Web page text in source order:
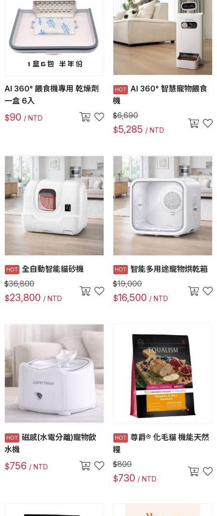
AI 360° 餵食機專用 乾燥劑
一盒 6入
$90 / NTD
AI 360° 智慧寵物餵食
機
$6,690
$5,285 / NTD
全自動智能貓砂機
$36,800
$23,800 / NTD
智能多用途寵物烘乾箱
$19,000
$16,500 / NTD
磁感(水電分離)寵物飲
水機
$756 / NTD
尊爵® 化毛貓 機能天然
糧
$800
$730 / NTD